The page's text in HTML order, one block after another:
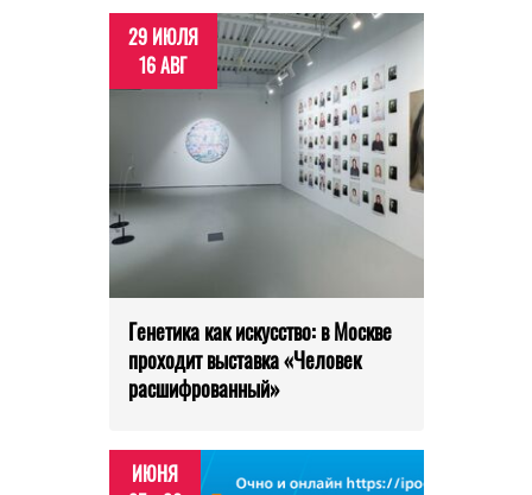
29 ИЮЛЯ
16 АВГ
Генетика как искусство: в Москве
проходит выставка «Человек
расшифрованный»
ИЮНЯ